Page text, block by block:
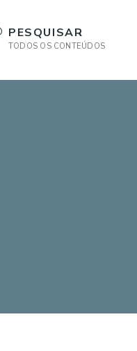
PESQUISAR
TODOS OS CONTEÚDOS